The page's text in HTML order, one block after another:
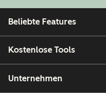
Beliebte Features
Kostenlose Tools
Unternehmen